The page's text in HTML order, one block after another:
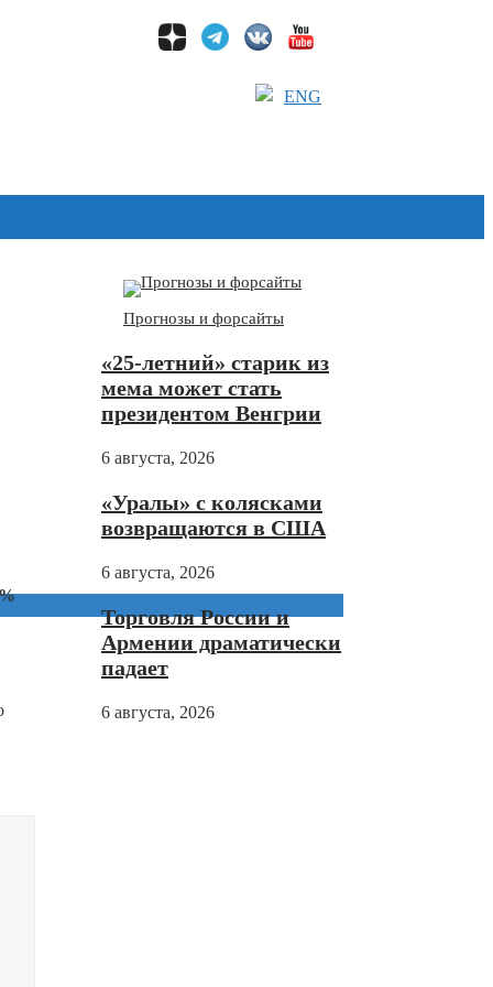
ENG
Прогнозы и форсайты
«25-летний» старик из
мема может стать
президентом Венгрии
6 августа, 2026
«Уралы» с колясками
возвращаются в США
6 августа, 2026
Торговля России и
Армении драматически
падает
6 августа, 2026